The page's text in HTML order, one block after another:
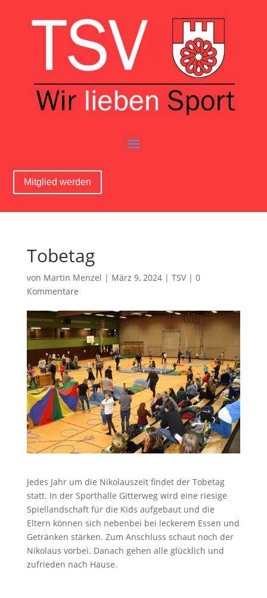
Mitglied werden
Tobetag
von Martin Menzel | März 9, 2024| TSV| 0
Kommentare
Jedes Jahr um die Nikolauszeit findet der Tobetag
statt. In der Sporthalle Gitterweg wird eine riesige
Spiellandschaft für die Kids aufgebaut und die
Eltern können sich nebenbei bei leckerem Essen und
Getränken stärken. Zum Anschluss schaut noch der
Nikolaus vorbei. Danach gehen alle glücklich und
zufrieden nach Hause.